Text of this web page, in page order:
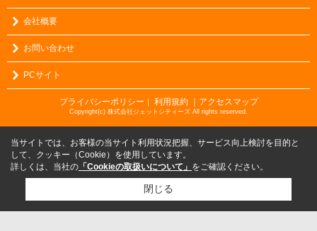
会社概要
お問い合わせ
PCサイト
プライバシーポリシー ｜ 利用規約 ｜アクセスマップ
Copyright(c) 株式会社ジェットシティーズ All rights reserved.
当サイトでは、お客様の当サイト利用状況把握、サービス向上検討を目的と
して、クッキー（Cookie）を使用しています。
詳しくは、当社の 「Cookieの取扱いについて」 をご確認ください。
閉じる